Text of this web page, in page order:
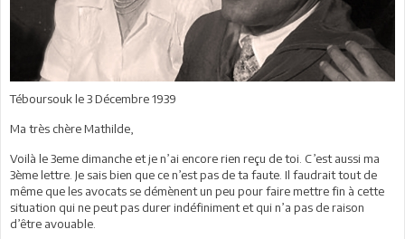
Téboursouk le 3 Décembre 1939
Ma très chère Mathilde,
Voilà le 3eme dimanche et je n’ai encore rien reçu de toi. C’est aussi ma
3ème lettre. Je sais bien que ce n’est pas de ta faute. Il faudrait tout de
même que les avocats se démènent un peu pour faire mettre fin à cette
situation qui ne peut pas durer indéfiniment et qui n’a pas de raison
d’être avouable.